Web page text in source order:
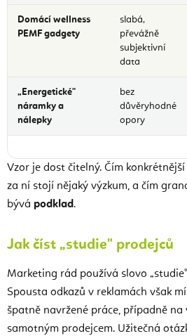
Domácí wellness
PEMF gadgety
slabá,
převážně
subjektivní
data
„Energetické"
náramky a
nálepky
bez
důvěryhodné
opory
Vzor je dost čitelný. Čím
za ní stojí nějaký výzkum, a čím
bývá podklad.
Jak číst „studie" prodejců
Marketing rád používá slovo
Spousta odkazů v reklamách však
špatně navržené práce, případně na
samotným prodejcem. Užitečná